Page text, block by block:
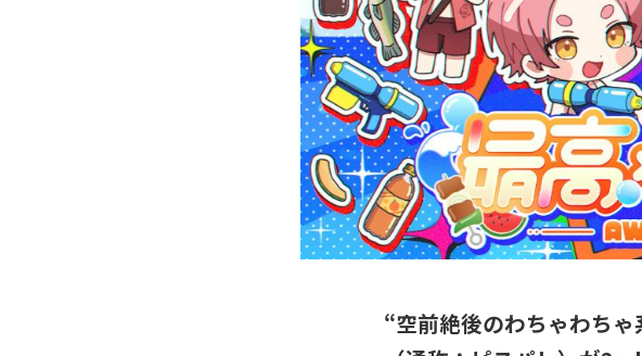
“空前絶後のわちゃわち